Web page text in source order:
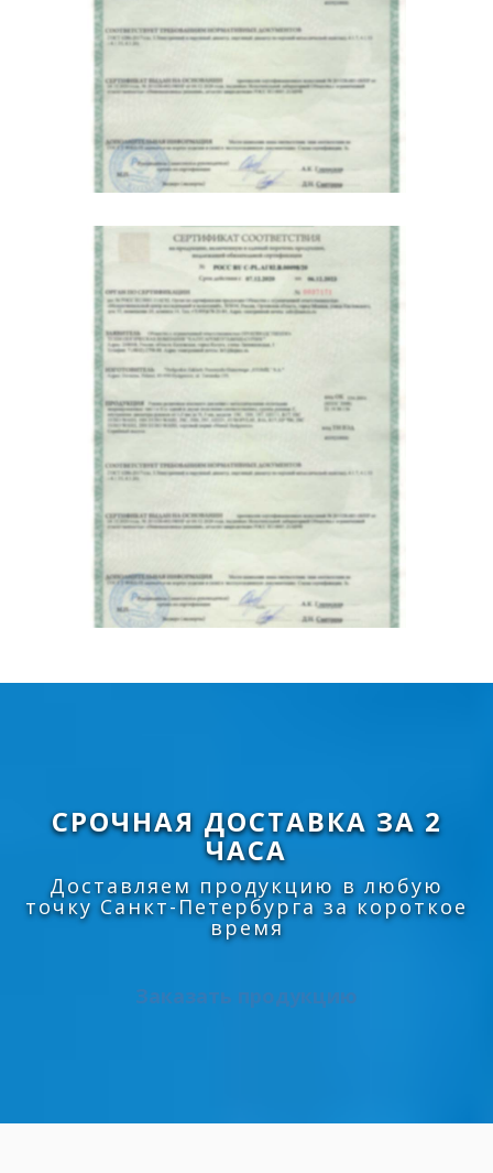
СРОЧНАЯ ДОСТАВКА ЗА 2
ЧАСА
Доставляем продукцию в любую
точку Санкт-Петербурга за короткое
время
Заказать продукцию